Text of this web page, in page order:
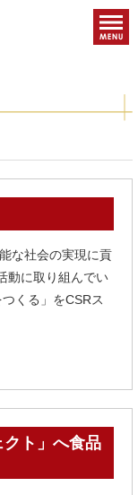
な社会の実現に貢
動に取り組んでい
くる」をCSRス
クト」へ食品